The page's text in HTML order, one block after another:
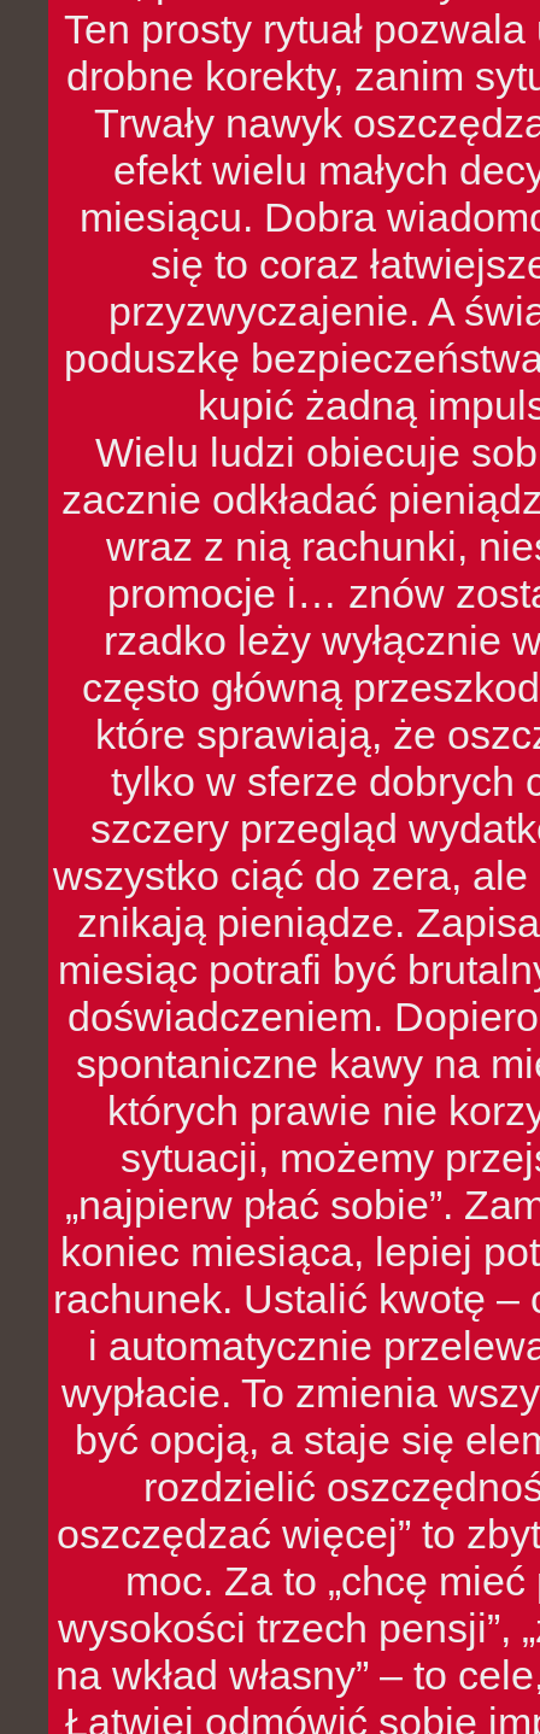
Ten prosty rytuał
drobne korekty, zanim
Trwały nawyk
efekt wielu małych
miesiącu. Dobra
się to coraz
przyzwyczajenie. A
poduszkę
kupić żadną
Wielu ludzi obiecuje
zacznie odkładać
wraz z nią rachunki,
promocje i… znów
rzadko leży wyłącznie
często główną
które sprawiają, że
tylko w sferze dobrych
szczery przegląd
wszystko ciąć do zera,
znikają pieniądze.
miesiąc potrafi być
doświadczeniem.
spontaniczne kawy na
których prawie nie
sytuacji, możemy
„najpierw płać sobie”.
koniec miesiąca, lepiej
rachunek. Ustalić kwotę
i automatycznie
wypłacie. To zmienia
być opcją, a staje się
rozdzielić
oszczędzać więcej” to
moc. Za to „chcę
wysokości trzech pensji”,
na wkład własny” – to
Łatwiej odmówić sobie